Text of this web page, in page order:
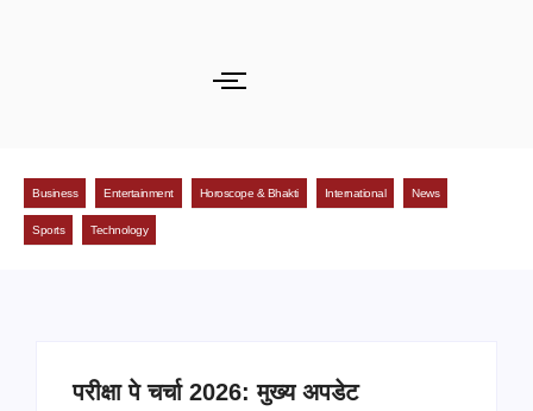
Business Entertainment Horoscope & Bhakti International News
Sports Technology
परीक्षा पे चर्चा 2026: मुख्य अपडेट